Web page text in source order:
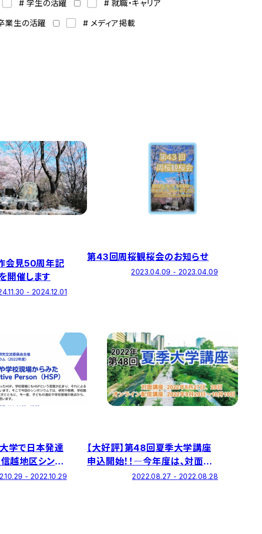
# 学生の活躍
# 就職・キャリア
業生の活躍
# メディア掲載
会見50周年記
開催します
- 2024.12.01
第43回周桜観桜会のお知らせ
2023.04.09 - 2023.04.09
学で日本発達
越地区シンポ
- 2022.10.29
【大好評】第48回夏季大学講座
申込開始！！―今年度は、対面講
座とオンライン配信講座を実施！
2022.08.27 - 2022.08.28